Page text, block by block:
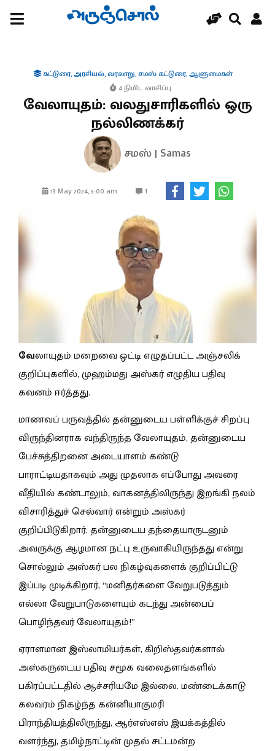
கட்டுரை,அரசியல்,வரலாறு,சமஸ் கட்டுரை,ஆளுமைகள்
4 நிமிட வாசிப்பு
வேலாயுதம்: வலதுசாரிகளில் ஒரு
நல்லிணக்கர்
சமஸ் | Samas
13 May 2024, 5:00 am 1
வேலாயுதம் மறைவை ஒட்டி எழுதப்பட்ட அஞ்சலிக்
குறிப்புகளில், முஹம்மது அஸ்கர் எழுதிய பதிவு
கவனம் ஈர்த்தது.
மாணவப் பருவத்தில் தன்னுடைய பள்ளிக்குச் சிறப்பு
விருந்தினராக வந்திருந்த வேலாயுதம், தன்னுடைய
பேச்சுத்திறனை அடையாளம் கண்டு
பாராட்டியதாகவும் அது முதலாக எப்போது அவரை
வீதியில் கண்டாலும், வாகனத்திலிருந்து இறங்கி நலம்
விசாரித்துச் செல்வார் என்றும் அஸ்கர்
குறிப்பிடுகிறார். தன்னுடைய தந்தையாருடனும்
அவருக்கு ஆழமான நட்பு உருவாகியிருந்தது என்று
சொல்லும் அஸ்கர் பல நிகழ்வுகளைக் குறிப்பிட்டு
இப்படி முடிக்கிறார், “மனிதர்களை வேறுபடுத்தும்
எல்லா வேறுபாடுகளையும் கடந்து அன்பைப்
பொழிந்தவர் வேலாயுதம்!”
ஏராளமான இஸ்லாமியர்கள், கிறிஸ்தவர்களால்
அஸ்கருடைய பதிவு சமூக வலைதளங்களில்
பகிரப்பட்டதில் ஆச்சரியமே இல்லை. மண்டைக்காடு
கலவரம் நிகழ்ந்த கன்னியாகுமரி
பிராந்தியத்திலிருந்து, ஆர்எஸ்எஸ் இயக்கத்தில்
வளர்ந்து, தமிழ்நாட்டின் முதல் சட்டமன்ற